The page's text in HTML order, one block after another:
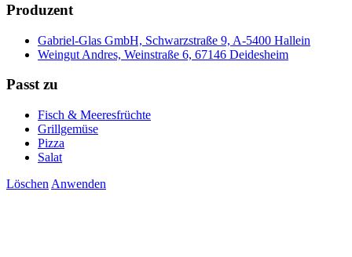
Produzent
Gabriel-Glas GmbH, Schwarzstraße 9, A-5400 Hallein
Weingut Andres, Weinstraße 6, 67146 Deidesheim
Passt zu
Fisch & Meeresfrüchte
Grillgemüse
Pizza
Salat
Löschen Anwenden